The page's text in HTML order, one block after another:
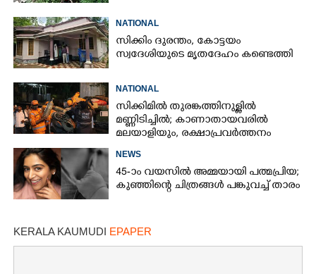
NATIONAL
സിക്കിം ദുരന്തം, കോട്ടയം
സ്വദേശിയുടെ മൃതദേഹം കണ്ടെത്തി
NATIONAL
സിക്കിമിൽ തുരങ്കത്തിനുള്ളിൽ
മണ്ണിടിച്ചിൽ; കാണാതായവരിൽ
മലയാളിയും, രക്ഷാപ്രവർത്തനം
NEWS
45-ാം വയസിൽ അമ്മയായി പത്മപ്രിയ;
കുഞ്ഞിന്റെ ചിത്രങ്ങൾ പങ്കുവച്ച് താരം
KERALA KAUMUDI EPAPER